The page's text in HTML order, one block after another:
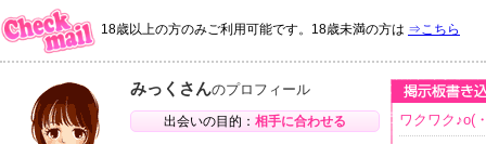
18歳以上の方のみご利用可能です。18歳未満の方は ⇒こちら
みっくさんのプロフィール
出会いの目的： 相手に合わせる ワクワク♪o(